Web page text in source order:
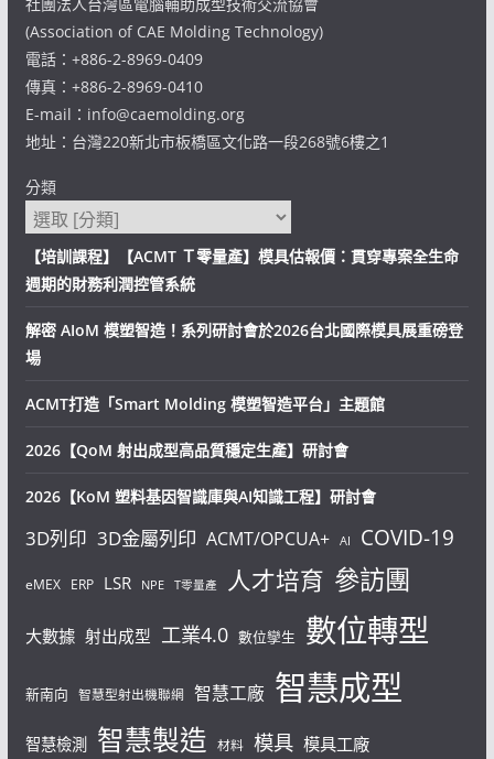
(Association of CAE Molding Technology)
電話：+886-2-8969-0409
傳真：+886-2-8969-0410
E-mail：info@caemolding.org
地址：台灣220新北市板橋區文化路一段268號6樓之1
分類
【培訓課程】【ACMT Ｔ零量產】模具估報價：貫穿專案全生命
週期的財務利潤控管系統
解密 AIoM 模塑智造！系列研討會於2026台北國際模具展重磅登
場
ACMT打造「Smart Molding 模塑智造平台」主題館
2026【QoM 射出成型高品質穩定生產】研討會
2026【KoM 塑料基因智識庫與AI知識工程】研討會
3D列印 3D金屬列印 ACMT/OPCUA+ AI COVID-19
eMEX ERP LSR NPE T零量產 人才培育 參訪團
大數據 射出成型 工業4.0 數位孿生 數位轉型
新南向 智慧型射出機聯網 智慧工廠 智慧成型
智慧檢測 智慧製造 材料 模具 模具工廠